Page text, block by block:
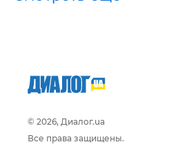
© 2026, Диалог.ua
Все права защищены.